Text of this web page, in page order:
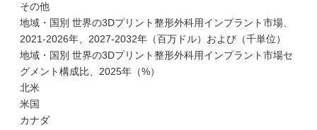
その他
地域・国別 世界の3Dプリント整形外科用インプラント市場、
2021-2026年、2027-2032年（百万ドル）および（千単位）
地域・国別 世界の3Dプリント整形外科用インプラント市場セ
グメント構成比、2025年（%）
北米
米国
カナダ